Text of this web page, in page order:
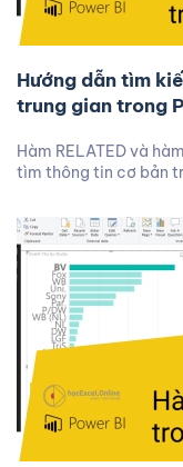
Hướng dẫn tìm
trung gian trong
Hàm RELATED và
tìm thông tin cơ bản